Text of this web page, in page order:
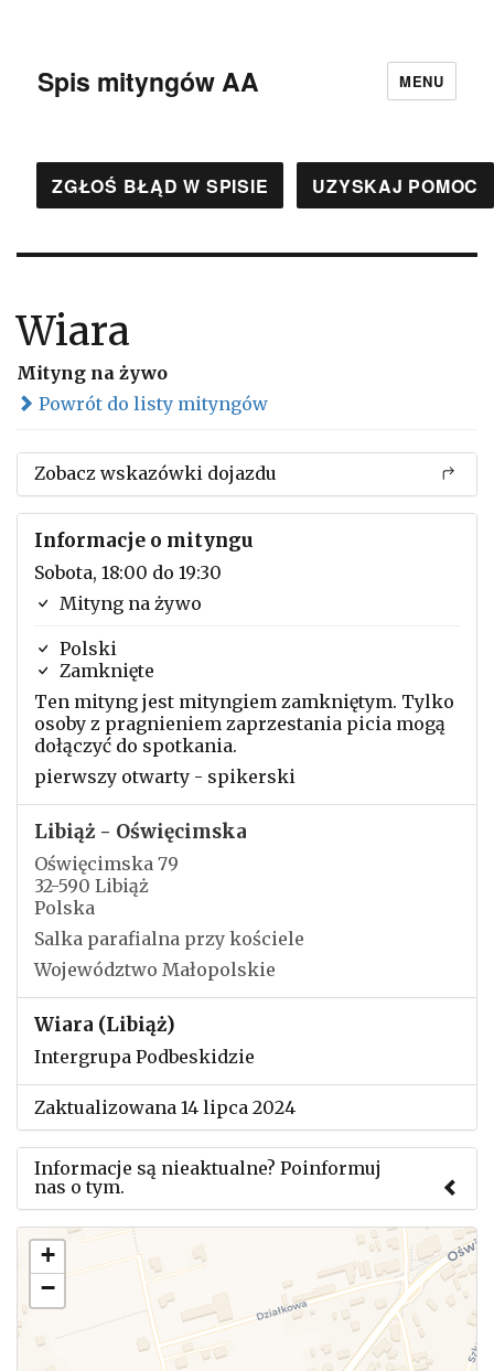
Spis mityngów AA MENU
ZGŁOŚ BŁĄD W SPISIE UZYSKAJ POMOC
Wiara
Mityng na żywo
Powrót do listy mityngów
Zobacz wskazówki dojazdu
Informacje o mityngu
Sobota, 18:00 do 19:30
Mityng na żywo
Polski
Zamknięte
Ten mityng jest mityngiem zamkniętym. Tylko
osoby z pragnieniem zaprzestania picia mogą
dołączyć do spotkania.
pierwszy otwarty - spikerski
Libiąż - Oświęcimska
Oświęcimska 79
32-590 Libiąż
Polska
Salka parafialna przy kościele
Województwo Małopolskie
Wiara (Libiąż)
Intergrupa Podbeskidzie
Zaktualizowana 14 lipca 2024
Informacje są nieaktualne? Poinformuj
nas o tym.
Użyj tego formularza aby przesłać informację o
zmianach w powyższym mityngu.
+
−